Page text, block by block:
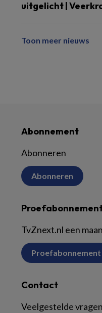
uitgelicht |
Toon meer nieuws
Abonnement
Abonneren
Abonneren
TvZnext.nl een
Proefabonnement
Contact
Veelgestelde vragen